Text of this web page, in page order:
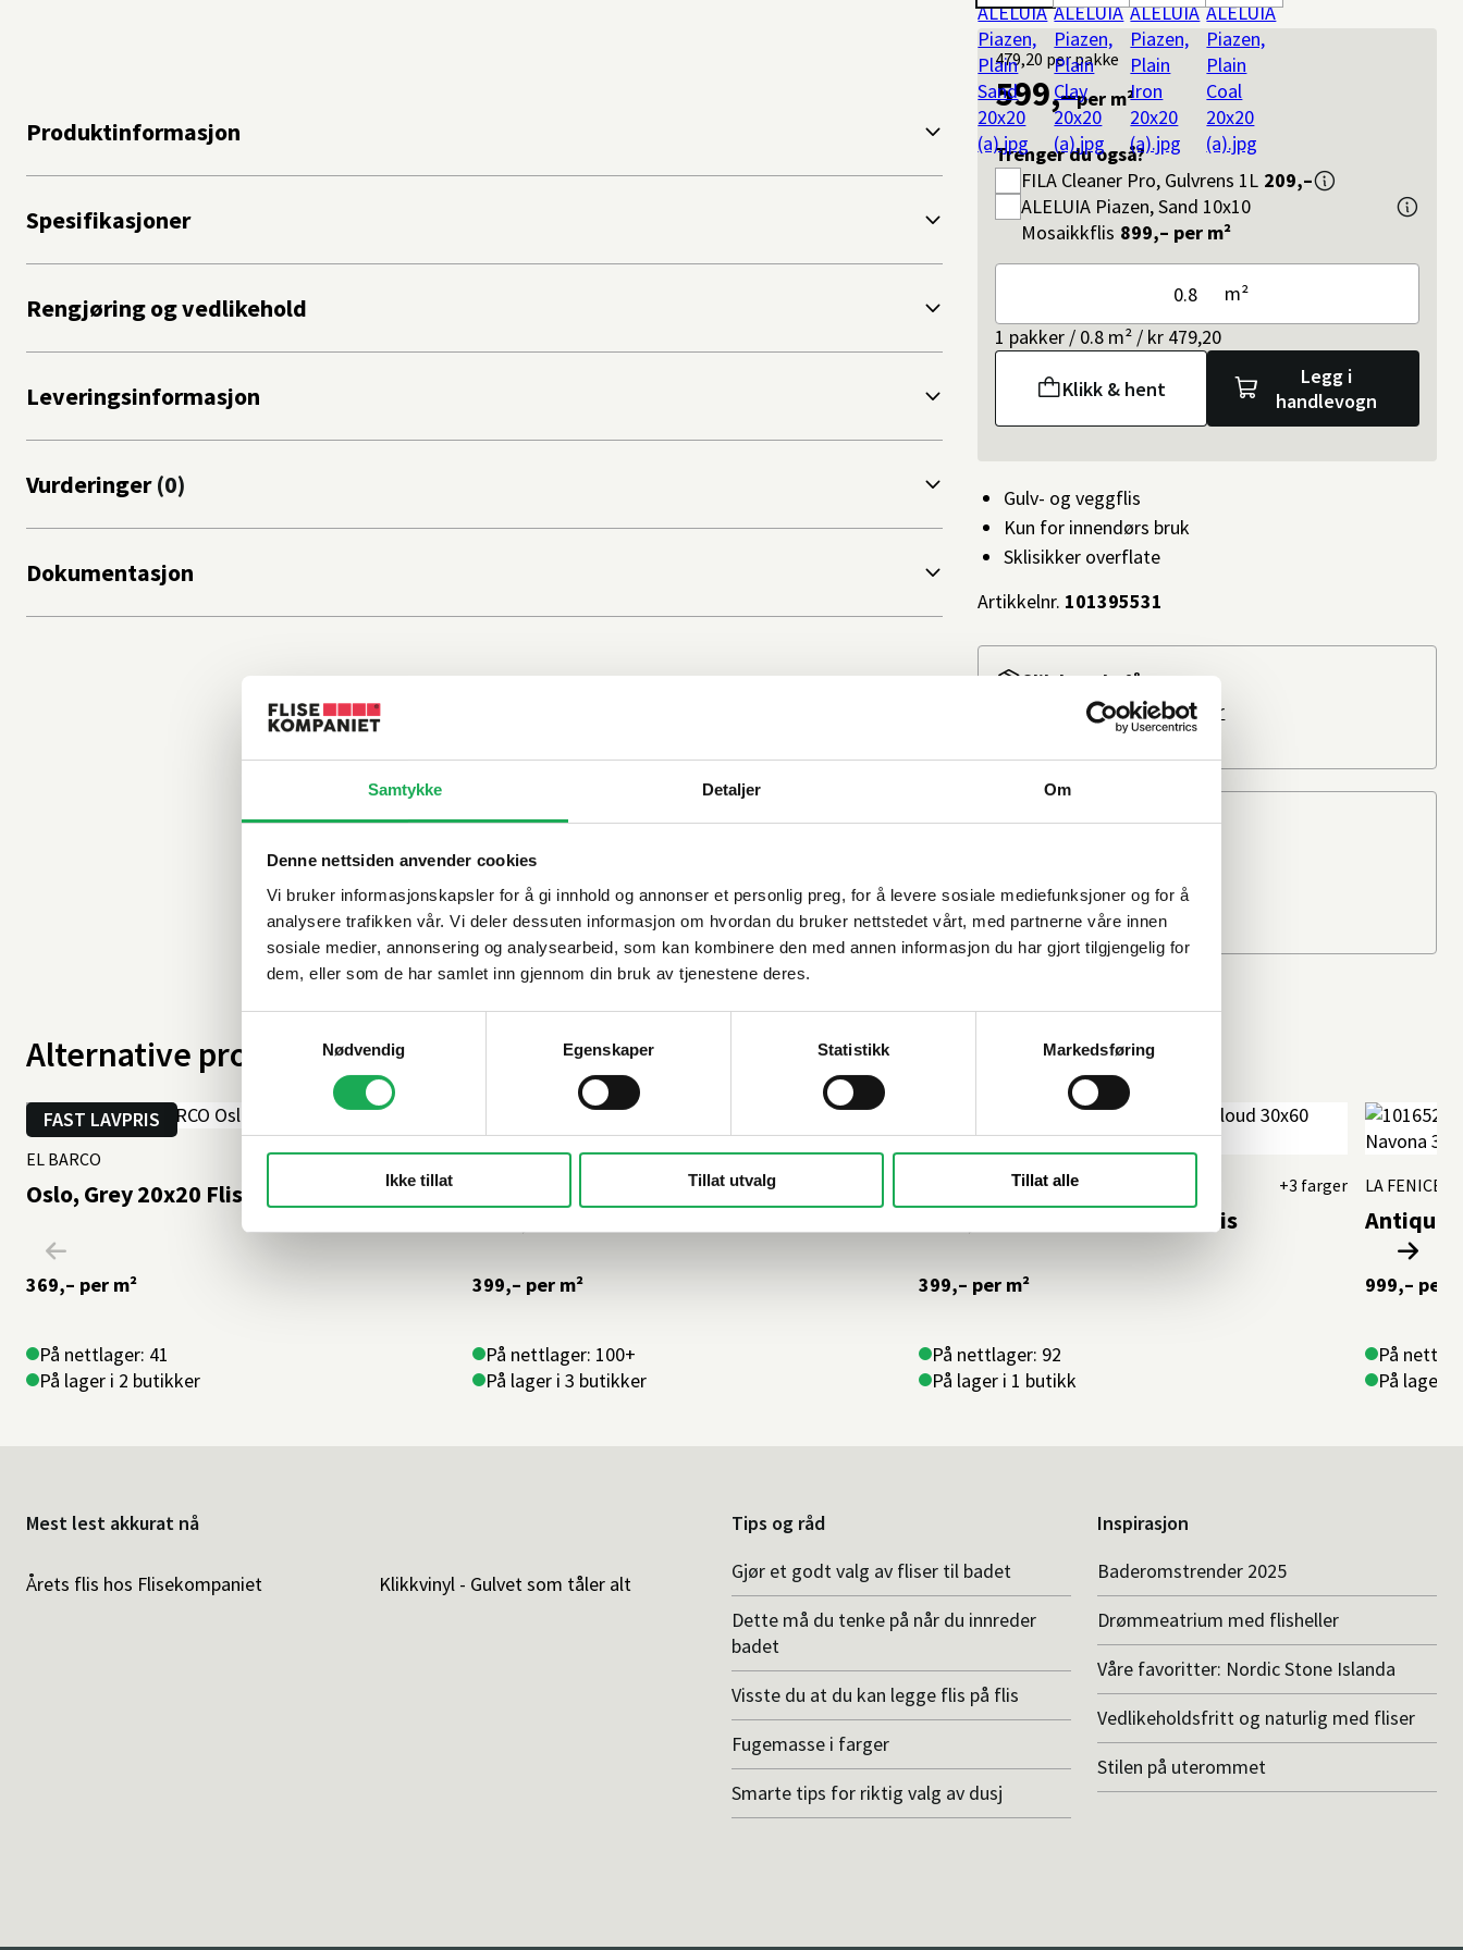
Samtykke Detaljer Om
Denne nettsiden anvender cookies
Vi bruker informasjonskapsler for å gi innhold og annonser et personlig preg, for å levere sosiale mediefunksjoner og for å
analysere trafikken vår. Vi deler dessuten informasjon om hvordan du bruker nettstedet vårt, med partnerne våre innen
sosiale medier, annonsering og analysearbeid, som kan kombinere den med annen informasjon du har gjort tilgjengelig for
dem, eller som de har samlet inn gjennom din bruk av tjenestene deres.
Nødvendig
Egenskaper Statistikk Markedsføring
Ikke tillat Tillat utvalg Tillat alle
479,20 per pakke
599,–per m²
Trenger du også?
FILA Cleaner Pro, Gulvrens 1L 209,–
ALELUIA Piazen, Sand 10x10
Mosaikkflis 899,– per m²
m²
1 pakker / 0.8 m² / kr 479,20
Klikk & hent
Legg i
handlevogn
Slik kan du få varen
På nettlager: 100+Les mer
4 butikker
Gulv- og veggflis
Kun for innendørs bruk
Sklisikker overflate
Artikkelnr. 101395531
Beregn frakten
Produktinformasjon
Spesifikasjoner
Rengjøring og vedlikehold
Leveringsinformasjon
Vurderinger
Dokumentasjon
Alternative produkter
Oslo, Grey 20x20 Flis
FAST LAVPRIS
EL BARCO
369,– per m²
På nettlager: 41
På lager i 2 butikker
399,– per m²
På nettlager: 100+
På lager i 3 butikker
Flow, Cement Cloud 30x60 Flis
+3 farger
399,– per m²
På nettlager: 92
På lager i 1 butikk
Antique
LA FENICE
999,– per
På
På lager i
Mest lest akkurat nå
Årets flis hos Flisekompaniet Klikkvinyl - Gulvet som tåler alt
Tips og råd
Gjør et godt valg av fliser til badet
Dette må du tenke på når du innreder
badet
Visste du at du kan legge flis på flis
Fugemasse i farger
Smarte tips for riktig valg av dusj
Inspirasjon
Baderomstrender 2025
Drømmeatrium med flisheller
Våre favoritter: Nordic Stone Islanda
Vedlikeholdsfritt og naturlig med fliser
Stilen på uterommet